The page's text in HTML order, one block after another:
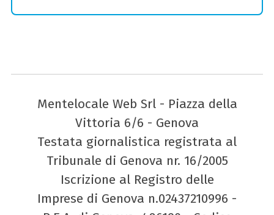
Mentelocale Web Srl - Piazza della
Vittoria 6/6 - Genova
Testata giornalistica registrata al
Tribunale di Genova nr. 16/2005
Iscrizione al Registro delle
Imprese di Genova n.02437210996 -